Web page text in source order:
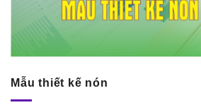
Mẫu thiết kế nón